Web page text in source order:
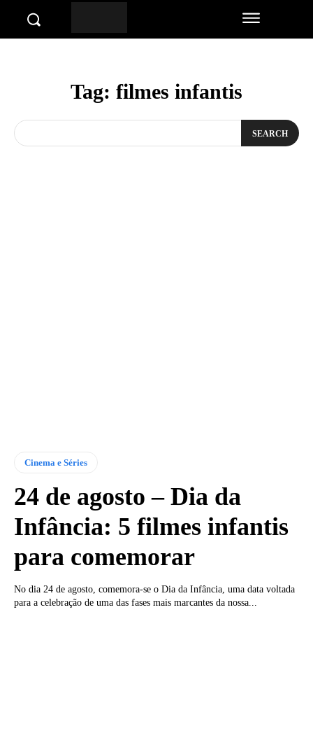
Tag: filmes infantis
SEARCH
Cinema e Séries
24 de agosto – Dia da
Infância: 5 filmes infantis
para comemorar
No dia 24 de agosto, comemora-se o Dia da Infância, uma data voltada
para a celebração de uma das fases mais marcantes da nossa...